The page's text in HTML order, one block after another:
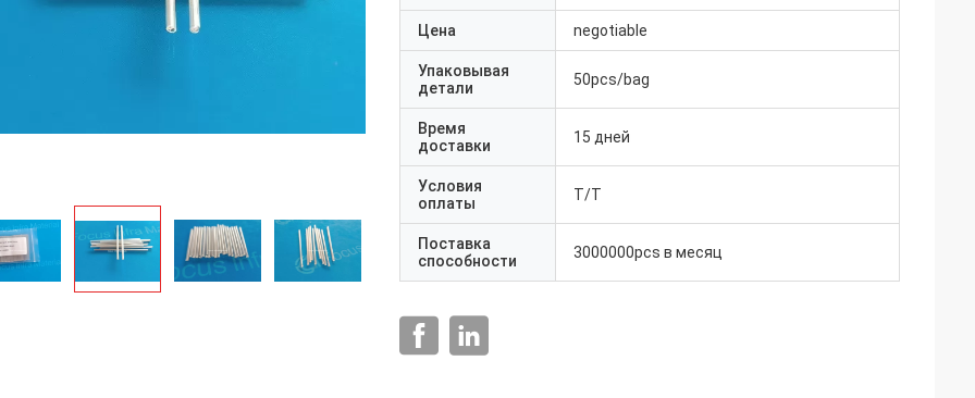
Цена negotiable
Упаковывая
детали
50pcs/bag
Время
доставки
15 дней
Условия
оплаты
T/T
Поставка
способности
3000000pcs в месяц